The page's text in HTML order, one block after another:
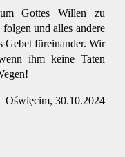
Gottes Willen zu
und alles andere
Gebet füreinander. Wir
ihm keine Taten
Oświęcim, 30.10.2024